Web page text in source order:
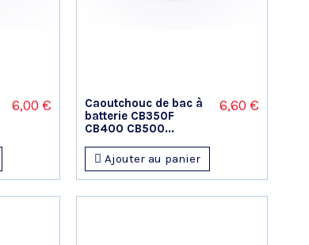
6,00 €
Caoutchouc de bac à
batterie CB350F
CB400 CB500...
6,60 €
Ajouter au panier